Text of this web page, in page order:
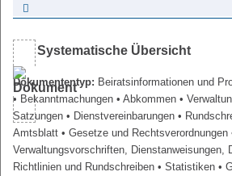
Systematische Übersicht
Dokumententyp: Beiratsinformationen und
• Bekanntmachungen • Abkommen •
Satzungen • Dienstvereinbarungen •
Amtsblatt • Gesetze und Rechtsverordnungen
Verwaltungsvorschriften, Dienstanweisungen,
Richtlinien und Rundschreiben • Statistiken •